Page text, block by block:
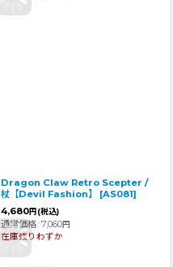
Dragon Claw Retro Scepter /
杖【Devil Fashion】
[AS081]
4,680円 (税込)
通常価格: 7,060円
在庫残りわずか